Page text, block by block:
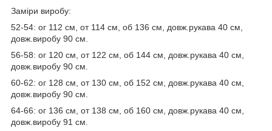
Заміри виробу:
52-54: ог 112 см, от 114 см, об 136 см, довж.рукава 40 см,
довж.виробу 90 см.
56-58: ог 120 см, от 122 см, об 144 см, довж.рукава 40 см,
довж.виробу 90 см.
60-62: ог 128 см, от 130 см, об 152 см, довж.рукава 40 см,
довж.виробу 90 см.
64-66: ог 136 см, от 138 см, об 160 см, довж.рукава 40 см,
довж.виробу 91 см.